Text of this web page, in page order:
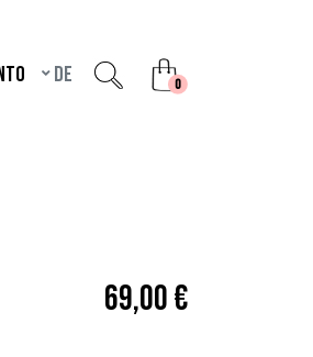
de 0unread messages
69,00 €